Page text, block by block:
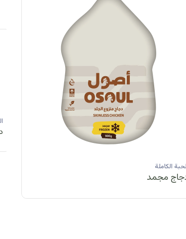
الكاملة
مبرد
الحبة الكاملة الحبة الكاملة
دجاج مجمد